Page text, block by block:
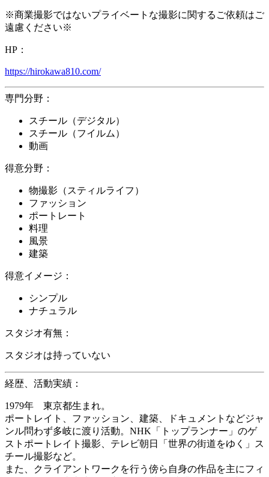
※商業撮影ではないプライベートな撮影に関するご依頼はご
遠慮ください※
HP：
https://hirokawa810.com/
専門分野：
スチール（デジタル）
スチール（フイルム）
動画
得意分野：
物撮影（スティルライフ）
ファッション
ポートレート
料理
風景
建築
得意イメージ：
シンプル
ナチュラル
スタジオ有無：
スタジオは持っていない
経歴、活動実績：
1979年 東京都生まれ。
ポートレイト、ファッション、建築、ドキュメントなどジャ
ンル問わず多岐に渡り活動。NHK「トップランナー」のゲ
ストポートレイト撮影、テレビ朝日「世界の街道をゆく」ス
チール撮影など。
また、クライアントワークを行う傍ら自身の作品を主にフィ